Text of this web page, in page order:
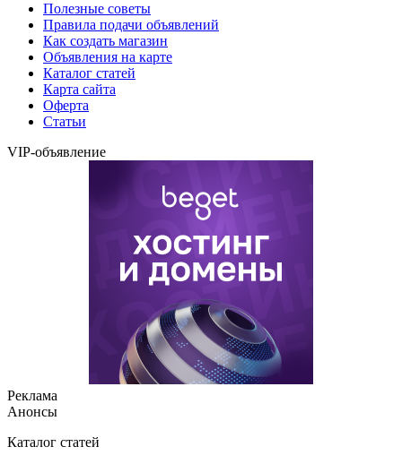
Полезные советы
Правила подачи объявлений
Как создать магазин
Объявления на карте
Каталог статей
Карта сайта
Оферта
Статьи
VIP-объявление
Реклама
Анонсы
Каталог статей